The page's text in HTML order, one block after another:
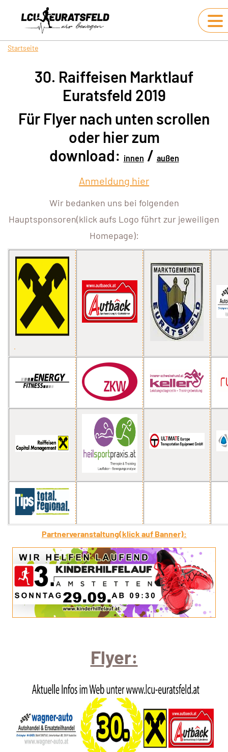
Startseite
30. Raiffeisen Marktlauf
Euratsfeld 2019
Für Flyer nach unten scrollen
oder hier zum
download: innen / außen
Anmeldung hier
Wir bedanken uns bei folgenden
Hauptsponsoren(klick aufs Logo führt zur jeweiligen
Homepage):
Partnerveranstaltung(klick auf Banner):
Flyer: